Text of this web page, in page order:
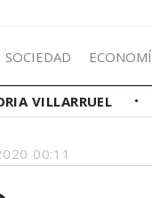
SOCIEDAD
VILLARRUEL
00:11